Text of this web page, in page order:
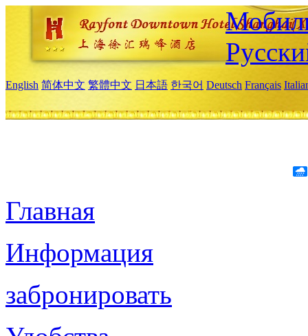
English 简体中文 繁體中文 日本語 한국어 Deutsch Français
Главная
Информация
забронировать